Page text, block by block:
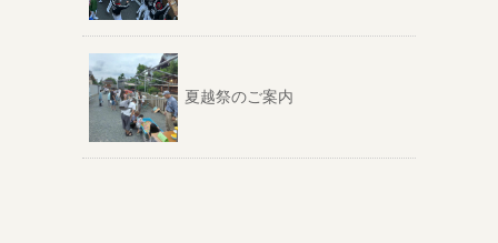
夏越祭のご案内